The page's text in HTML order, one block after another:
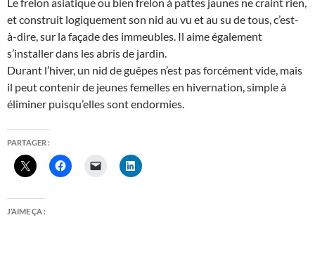
et construit logiquement son nid au vu et au su de tous, c’est-
à-dire, sur la façade des immeubles. Il aime également
s’installer dans les abris de jardin.
Durant l’hiver, un nid de guêpes n’est pas forcément vide, mais
il peut contenir de jeunes femelles en hivernation, simple à
éliminer puisqu’elles sont endormies.
PARTAGER :
J’AIME ÇA :